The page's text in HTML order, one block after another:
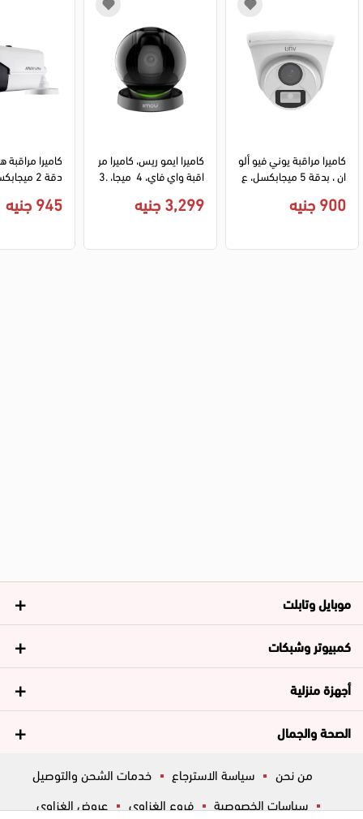
كاميرا مراقبة يوني فيو ألو
ان ، بدقة 5 ميجابكسل، ع
C-T115-F28-W
900 جنيه
كاميرا ايمو ريس، كاميرا مر
اقبة واي فاي، 4  ميجا، 3.
بيض
3,299 جنيه
كاميرا
T5، أبيض
945 جنيه
موبايل وتابلت
كمبيوتر وشبكات
أجهزة منزلية
الصحة والجمال
من نحن سياسة الاسترجاع
خدمات الشحن والتوصيل
سياسات الخصوصية
فروع الغزاوي
عروض الغزاوي